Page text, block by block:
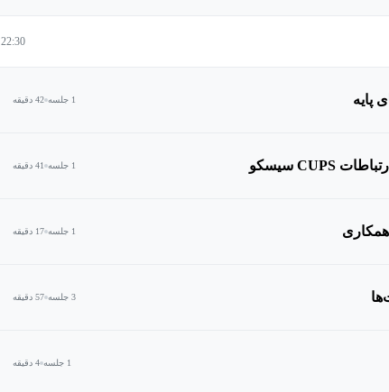
22:30
1 جلسه 42 دقیقه
1 جلسه 41 دقیقه
1 جلسه 17 دقیقه
3 جلسه 57 دقیقه
1 جلسه 4 دقیقه